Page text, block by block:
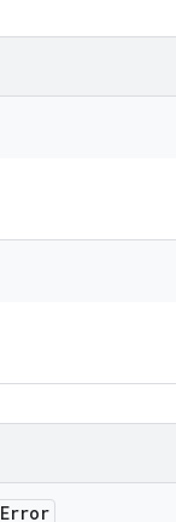
Error